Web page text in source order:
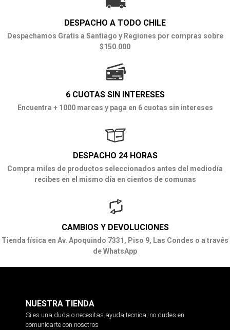
DESPACHO A TODO CHILE
Despachamos Gratis a Santiago y Regiones por compras sobre
$150.000
6 CUOTAS SIN INTERESES
Encuentra + 1000 marcas y paga en 6 cuotas sin intereses
DESPACHO 24 HORAS
Compra miles de productos seleccionados antes del mediodía
recibes en el mismo día en cientos de comunas
CAMBIOS Y DEVOLUCIONES
Tienda física en Av. Apoquindo 7331, Piso 9, Las Condes o a través
de WhatsApp
NUESTRA TIENDA
Si es una duda o necesitas ayuda tecnica, no dudes en
comunicarte con nosotros